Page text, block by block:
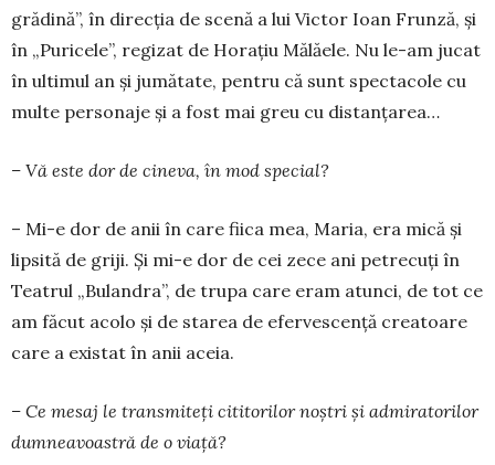
grădină”, în di­rec­ția de sce­nă a lui Victor Ioan Frunză, și
în „Pu­ricele”, regizat de Horațiu Mălăele. Nu le-am jucat
în ultimul an și jumătate, pentru că sunt spectacole cu
multe personaje și a fost mai greu cu distanțarea…
– Vă este dor de cineva, în mod special?
– Mi-e dor de anii în care fiica mea, Maria, era mică și
lipsită de griji. Și mi-e dor de cei zece ani petrecuți în
Teatrul „Bulandra”, de trupa care eram atunci, de tot ce
am făcut acolo și de starea de efervescență cre­atoare
care a existat în anii aceia.
– Ce mesaj le transmiteți cititorilor noștri și admiratorilor
dumneavoastră de o viață?